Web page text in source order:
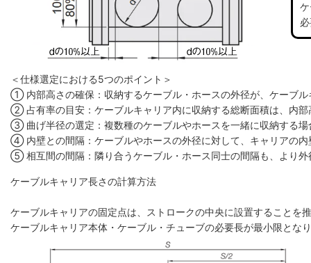
＜仕様選定における5つのポイント＞
① 内部高さの確保：収納するケーブル・ホースの外径が、ケーブ
② 占有率の目安：ケーブルキャリア内に収納する総断面積は、内
③ 曲げ半径の選定：複数種のケーブルやホースを一緒に収納する
④ 内壁との間隔：ケーブルやホースの外径に対して、キャリアの
⑤ 相互間の間隔：隣り合うケーブル・ホース同士の間隔も、より
ケーブルキャリア長さの計算方法
ケーブルキャリアの固定点は、ストロークの中央に設置することを
ケーブルキャリア本体・ケーブル・チューブの必要長が最小限とな